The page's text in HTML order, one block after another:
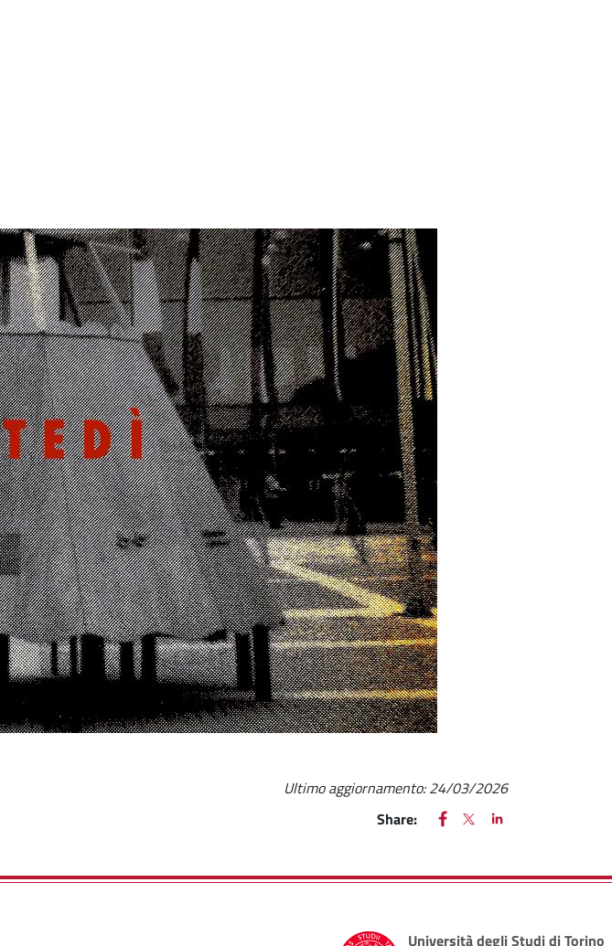
Ultimo aggiornamento:24/03/2026
Share:
FACEBOOK
(apre una nuova finestra)
X
(apre una nuova
LINKEDIN
(apre una nuova
Università degli Studi di Torino